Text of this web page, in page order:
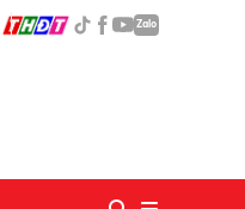
Zalo